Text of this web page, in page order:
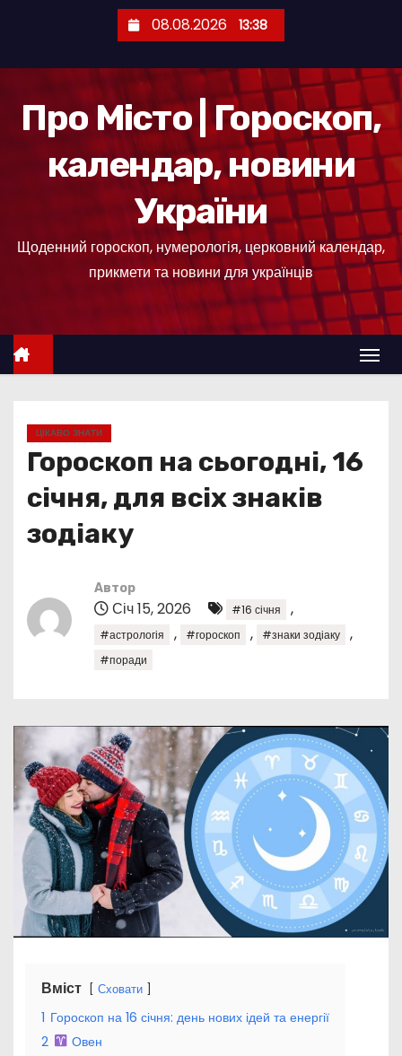
е
08.08.2026 13:38
Про Місто | Гороскоп,
календар, новини
України
Щоденний гороскоп, нумерологія, церковний календар,
прикмети та новини для українців
ЦІКАВО ЗНАТИ
Гороскоп на сьогодні, 16
січня, для всіх знаків
зодіаку
Автор
Січ 15, 2026 #16 січня ,
#астрологія , #гороскоп , #знаки зодіаку ,
#поради
Вміст Сховати
1 Гороскоп на 16 січня: день нових ідей та енергії
2
Овен